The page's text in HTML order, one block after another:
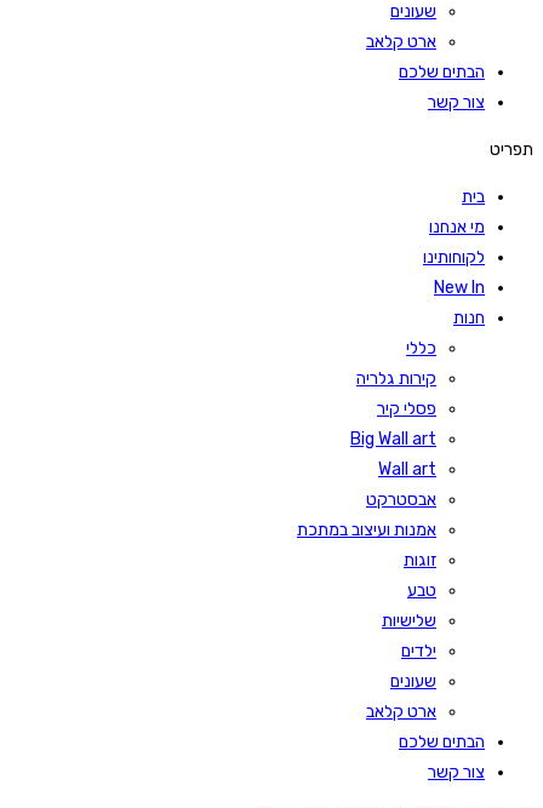
שעונים
ארט קלאב
הבתים שלכם
צור קשר
תפריט
בית
מי אנחנו
לקוחותינו
New In
חנות
כללי
קירות גלריה
פסלי קיר
Big Wall art
Wall art
אבסטרקט
אמנות ועיצוב במתכת
זוגות
טבע
שלישיות
ילדים
שעונים
ארט קלאב
הבתים שלכם
צור קשר